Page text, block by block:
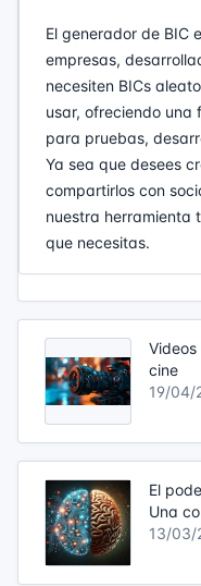
El generador de BIC
empresas,
necesiten BICs
usar, ofreciendo una
para pruebas,
Ya sea que desees
compartirlos con
nuestra herramienta
que necesitas.
cine
19/04/
El
Una
13/03/